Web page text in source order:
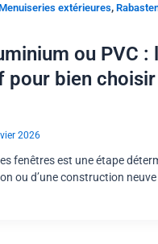
extérieures,
ou PVC :
pour bien choisir
2026
fenêtres est une étape
ou d’une construction